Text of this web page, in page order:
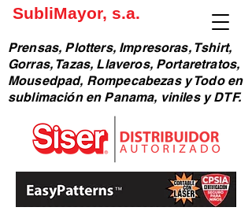
SubliMayor, s.a.
Prensas, Plotters, Impresoras, Tshirt,
Gorras, Tazas, Llaveros, Portaretratos,
Mousedpad, Rompecabezas y Todo en
sublimación en Panama, viniles y DTF.